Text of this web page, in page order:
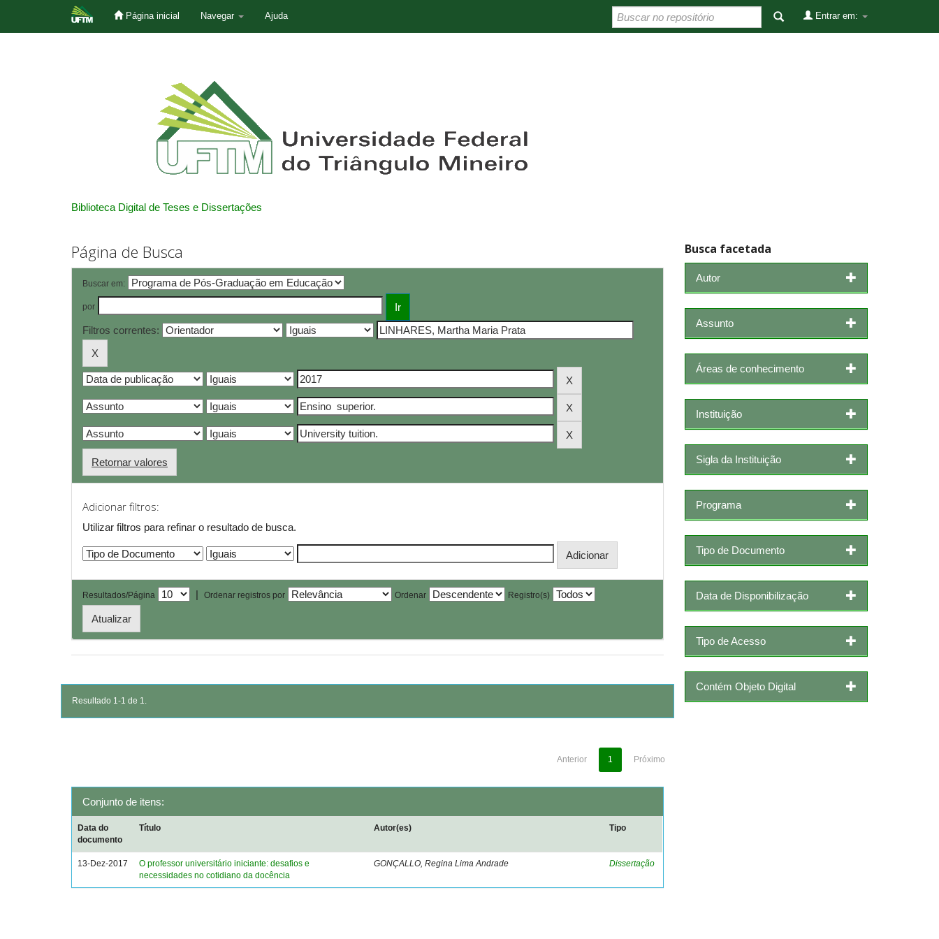
Página inicial Navegar Ajuda Entrar em:
Biblioteca Digital de Teses e Dissertações
Página de Busca
Buscar em:
por
Filtros correntes:
Retornar valores
Adicionar filtros:
Utilizar filtros para refinar o resultado de busca.
Resultados/Página | Ordenar registros por Ordenar Registro(s)
Resultado 1-1 de 1.
Anterior 1 Próximo
Conjunto de itens:
Data do
documento
Título Autor(es) Tipo
13-Dez-2017
O professor universitário iniciante: desafios e
necessidades no cotidiano da docência
GONÇALLO, Regina Lima Andrade Dissertação
Busca facetada
Autor
Assunto
Áreas de conhecimento
Instituição
Sigla da Instituição
Programa
Tipo de Documento
Data de Disponibilização
Tipo de Acesso
Contém Objeto Digital